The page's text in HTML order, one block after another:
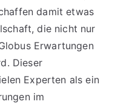
damit etwas
die nicht nur
Erwartungen
Dieser
Experten als ein
im